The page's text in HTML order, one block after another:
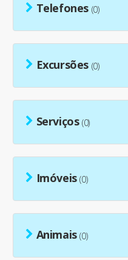
Telefones (0)
Excursões (0)
Serviços (0)
Imóveis (0)
Animais (0)